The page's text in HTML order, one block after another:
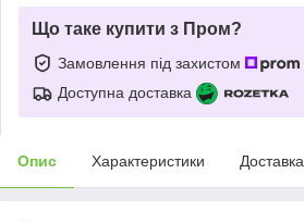
Що таке купити з Пром?
Замовлення під захистом
Доступна доставка
Опис Характеристики Доставка